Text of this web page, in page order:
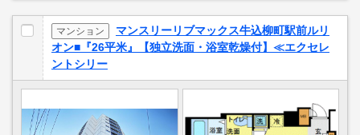
マンション
マンスリーリブマックス牛込柳町駅前ルリ
オン■『26平米』【独立洗面・浴室乾燥付】≪エクセレ
ントシリー